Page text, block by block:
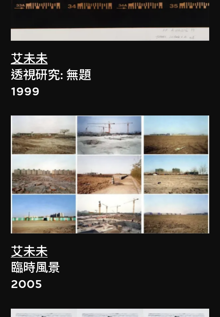
艾未未
透視研究: 無題
1999
艾未未
臨時風景
2005